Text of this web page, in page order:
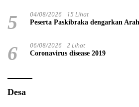
5 04/08/2026 15 Lihat
Peserta Paskibraka dengarkan
6 06/08/2026 2 Lihat
Coronavirus disease 2019
Desa